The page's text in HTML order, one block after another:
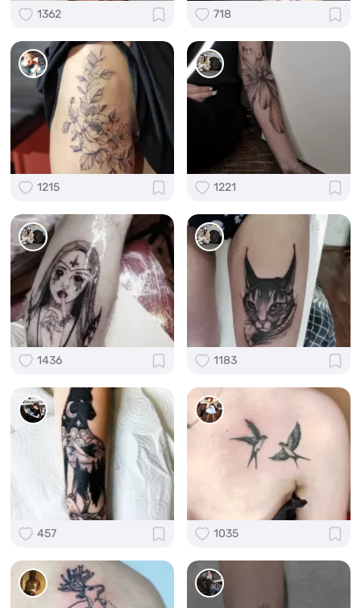
1362 718
1215 1221
1436 1183
457 1035